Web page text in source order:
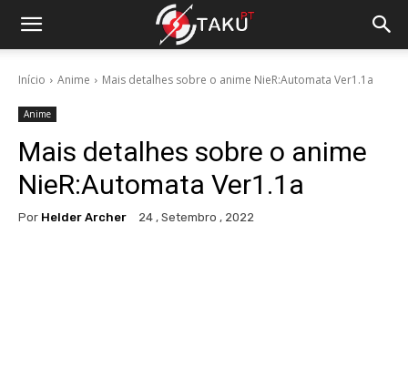
Início Anime Mais detalhes sobre o anime NieR:Automata Ver1.1a
Anime
Mais detalhes sobre o anime
NieR:Automata Ver1.1a
Por Helder Archer 24 , Setembro , 2022